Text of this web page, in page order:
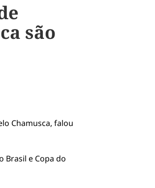
são
Chamusca, falou
Brasil e Copa do